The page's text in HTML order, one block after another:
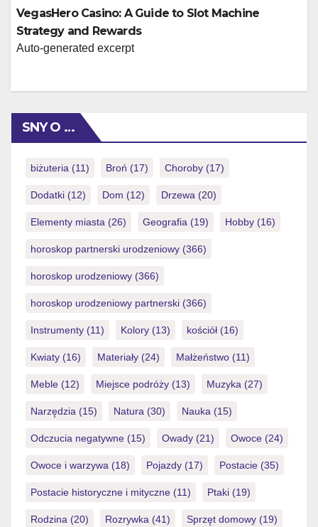
VegasHero Casino: A Guide to Slot Machine
Strategy and Rewards
Auto-generated excerpt
SNY O …
biżuteria (11) Broń (17) Choroby (17)
Dodatki (12) Dom (12) Drzewa (20)
Elementy miasta (26) Geografia (19) Hobby (16)
horoskop partnerski urodzeniowy (366)
horoskop urodzeniowy (366)
horoskop urodzeniowy partnerski (366)
Instrumenty (11) Kolory (13) kościół (16)
Kwiaty (16) Materiały (24) Małżeństwo (11)
Meble (12) Miejsce podróży (13) Muzyka (27)
Narzędzia (15) Natura (30) Nauka (15)
Odczucia negatywne (15) Owady (21) Owoce (24)
Owoce i warzywa (18) Pojazdy (17) Postacie (35)
Postacie historyczne i mityczne (11) Ptaki (19)
Rodzina (20) Rozrywka (41) Sprzęt domowy (19)